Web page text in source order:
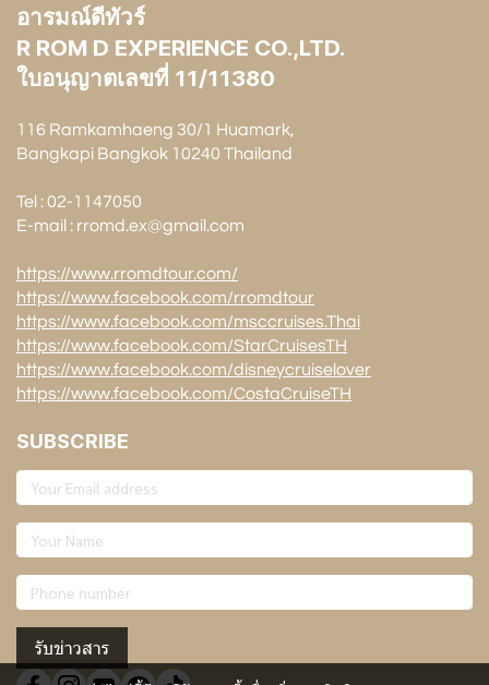
อารมณ์ดีทัวร์
R ROM D EXPERIENCE CO.,LTD.
ใบอนุญาตเลขที่ 11/11380
116 Ramkamhaeng 30/1 Huamark,
Bangkapi Bangkok 10240 Thailand
Tel : 02-1147050
E-mail : rromd.ex@gmail.com
https://www.rromdtour.com/
https://www.facebook.com/rromdtour
https://www.facebook.com/msccruises.Thai
https://www.facebook.com/StarCruisesTH
https://www.facebook.com/disneycruiselover
https://www.facebook.com/CostaCruiseTH
SUBSCRIBE
รับข่าวสาร